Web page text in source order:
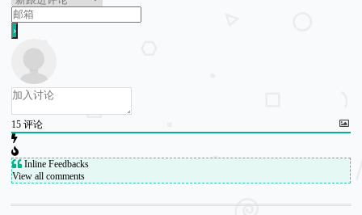
15 评论
Inline Feedbacks
View all comments